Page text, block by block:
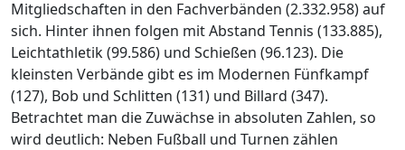
Mitgliedschaften in den Fachverbänden (2.332.958) auf
sich. Hinter ihnen folgen mit Abstand Tennis (133.885),
Leichtathletik (99.586) und Schießen (96.123). Die
kleinsten Verbände gibt es im Modernen Fünfkampf
(127), Bob und Schlitten (131) und Billard (347).
Betrachtet man die Zuwächse in absoluten Zahlen, so
wird deutlich: Neben Fußball und Turnen zählen